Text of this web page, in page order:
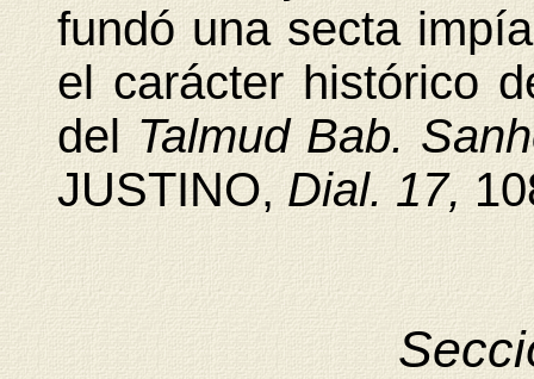
fundó una secta
el carácter histórico
del Talmud Bab.
JUSTINO,Dial. 17,